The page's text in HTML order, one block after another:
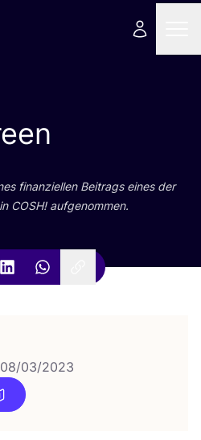
finan­zi­el­len Bei­trags eines der
COSH! aufgenommen.
03/2023